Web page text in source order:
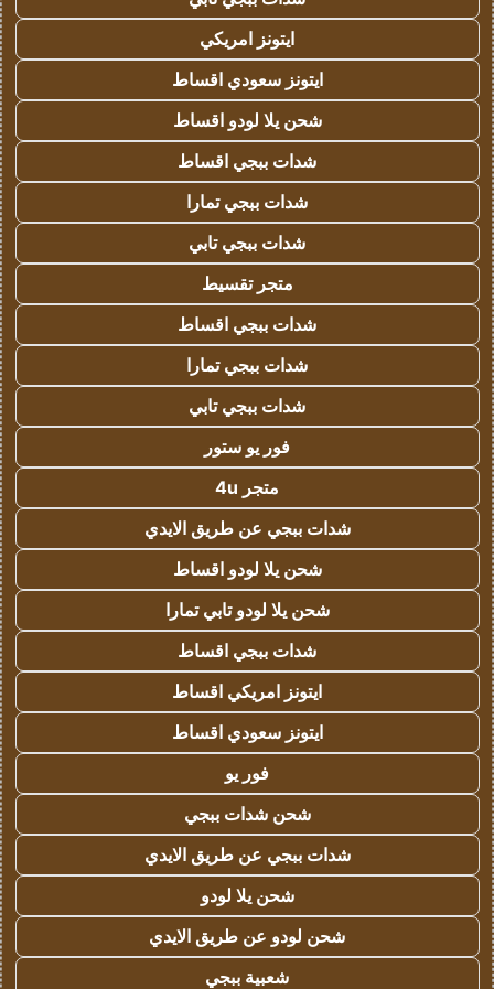
ايتونز امريكي
ايتونز سعودي اقساط
شحن يلا لودو اقساط
شدات ببجي اقساط
شدات ببجي تمارا
شدات ببجي تابي
متجر تقسيط
شدات ببجي اقساط
شدات ببجي تمارا
شدات ببجي تابي
فور يو ستور
متجر 4u
شدات ببجي عن طريق الايدي
شحن يلا لودو اقساط
شحن يلا لودو تابي تمارا
شدات ببجي اقساط
ايتونز امريكي اقساط
ايتونز سعودي اقساط
فور يو
شحن شدات ببجي
شدات ببجي عن طريق الايدي
شحن يلا لودو
شحن لودو عن طريق الايدي
شعبية ببجي